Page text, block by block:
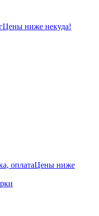
Цены ниже некуда!
оплатаЦены ниже